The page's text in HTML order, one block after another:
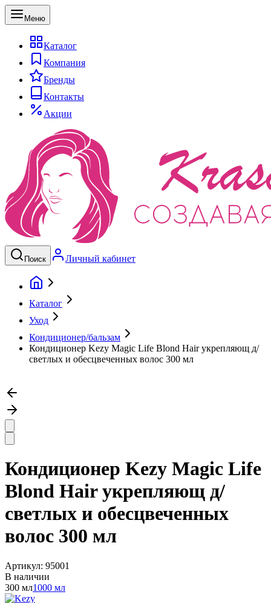
Меню
Каталог
Компания
Бренды
Контакты
Акции
Поиск Личный кабинет
Каталог
Уход
Кондиционер/бальзам
Кондиционер Kezy Magic Life Blond Hair укрепляющ д/
светлых и обесцвеченных волос 300 мл
Кондиционер Kezy Magic Life
Blond Hair укрепляющ д/
светлых и обесцвеченных
волос 300 мл
Артикул: 95001
В наличии
300 мл1000 мл